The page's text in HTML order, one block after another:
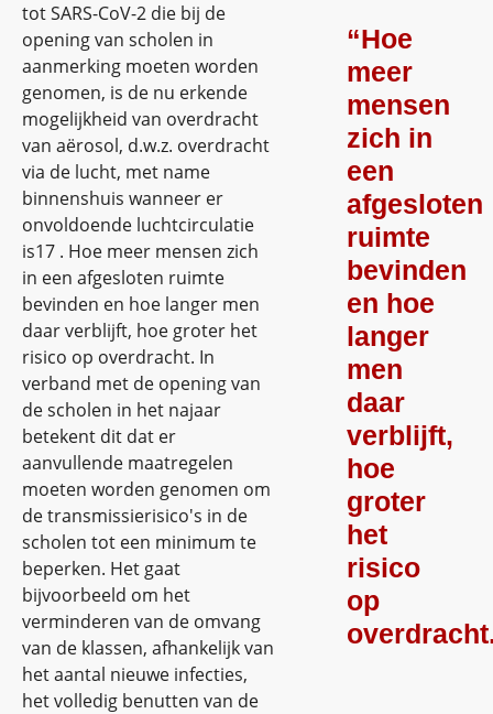
“Hoe
meer
mensen
zich in
een
afgesloten
ruimte
bevinden
en hoe
langer
men
daar
verblijft,
hoe
groter
het
risico
op
tot SARS-CoV-2 die bij de
opening van scholen in
aanmerking moeten worden
genomen, is de nu erkende
mogelijkheid van overdracht
van aërosol, d.w.z. overdracht
via de lucht, met name
binnenshuis wanneer er
onvoldoende luchtcirculatie
is17 . Hoe meer mensen zich
in een afgesloten ruimte
bevinden en hoe langer men
daar verblijft, hoe groter het
risico op overdracht. In
verband met de opening van
de scholen in het najaar
betekent dit dat er
aanvullende maatregelen
moeten worden genomen om
de transmissierisico's in de
scholen tot een minimum te
beperken. Het gaat
bijvoorbeeld om het
verminderen van de omvang
van de klassen, afhankelijk van
het aantal nieuwe infecties,
het volledig benutten van de